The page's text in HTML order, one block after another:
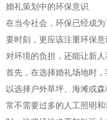
婚礼策划中的环保意识
在当今社会，环保已经成
要时刻，更应该注重环保
对环境的负担，还能让新人
首先，在选择婚礼场地时
以选择户外草坪、海滩或
常不需要过多的人工照明